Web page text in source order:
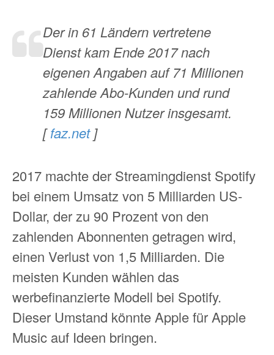
Der in 61 Ländern vertretene
Dienst kam Ende 2017 nach
eigenen Angaben auf 71 Millionen
zahlende Abo-Kunden und rund
159 Millionen Nutzer insgesamt.
[faz.net]
2017 machte der Streamingdienst Spotify
bei einem Umsatz von 5 Milliarden US-
Dollar, der zu 90 Prozent von den
zahlenden Abonnenten getragen wird,
einen Verlust von 1,5 Milliarden. Die
meisten Kunden wählen das
werbefinanzierte Modell bei Spotify.
Dieser Umstand könnte Apple für Apple
Music auf Ideen bringen.